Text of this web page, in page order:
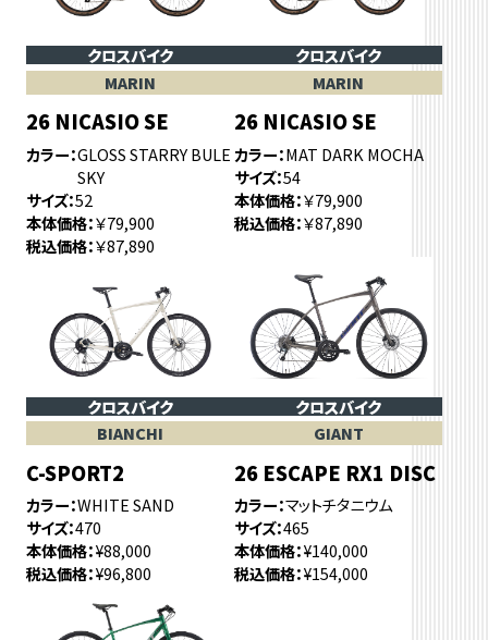
クロスバイク
MARIN
26 NICASIO SE
カラー GLOSS STARRY BULE
SKY
サイズ 52
本体価格 ￥79,900
税込価格 ￥87,890
クロスバイク
MARIN
26 NICASIO SE
カラー MAT DARK MOCHA
サイズ 54
本体価格 ￥79,900
税込価格 ￥87,890
クロスバイク
BIANCHI
C-SPORT2
カラー WHITE SAND
サイズ 470
本体価格 ¥88,000
税込価格 ¥96,800
クロスバイク
GIANT
26 ESCAPE RX1 DISC
カラー マットチタニウム
サイズ 465
本体価格 ¥140,000
税込価格 ¥154,000